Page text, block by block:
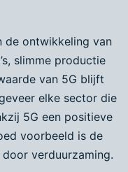
de ontwikkeling van
slimme productie
van 5G blijft
elke sector die
5G een positieve
voorbeeld is de
verduurzaming.